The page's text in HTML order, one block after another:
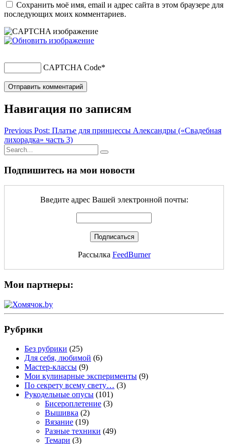
Сохранить моё имя, email и адрес сайта в этом браузере для
последующих моих комментариев.
CAPTCHA Code*
Навигация по записям
Previous Post: Платье для принцессы Александры («Свадебная
лихорадка» часть 3)
Подпишитесь на мои новости
Введите адрес Вашей электронной почты:
Рассылка FeedBurner
Мои партнеры:
Рубрики
Без рубрики (25)
Для себя, любимой (6)
Мастер-классы (9)
Мои кулинарные эксперименты (9)
По секрету всему свету… (3)
Рукодельные опусы (101)
Бисероплетение (3)
Вышивка (2)
Вязание (19)
Разные техники (49)
Темари (3)